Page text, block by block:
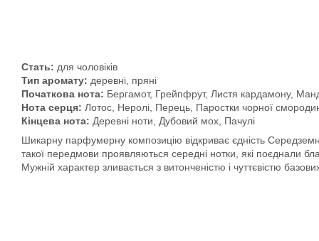
Стать: для чоловіків
Тип аромату: деревні, пряні
Початкова нота: Бергамот, Грейпфрут, Листя кардамону,
Нота серця: Лотос, Неролі, Перець, Паростки чорної
Кінцева нота: Деревні ноти, Дубовий мох, Пачулі
Шикарну парфумерну композицію відкриває єдність
такої передмови проявляються середні нотки, які поєднали
Мужній характер зливається з витонченістю і чуттєвістю